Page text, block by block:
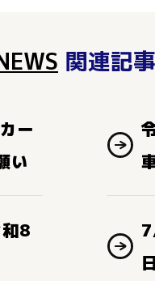
関連記事
ー
い
8